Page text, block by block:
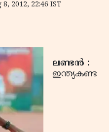
8, 2012, 22:46 IST
ലണ്ടന്‍ :
ഇന്ത്യകണ്ട